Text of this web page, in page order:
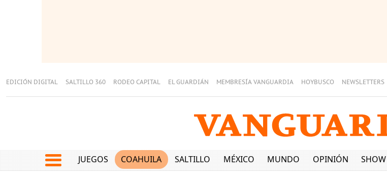
EDICIÓN DIGITAL SALTILLO 360 RODEO CAPITAL EL GUARDIÁN MEMBRESÍA VANGUARDIA HOYBUSCO NEWSLETTERS
JUEGOS COAHUILA SALTILLO MÉXICO MUNDO OPINIÓN SHOW